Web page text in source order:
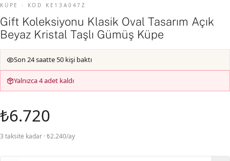
KÜPE · KOD KE13A047Z
Gift Koleksiyonu Klasik Oval Tasarım Açık
Beyaz Kristal Taşlı Gümüş Küpe
Son 24 saatte 50 kişi baktı
Yalnızca 4 adet kaldı
₺6.720
3 taksite kadar · ₺2.240/ay